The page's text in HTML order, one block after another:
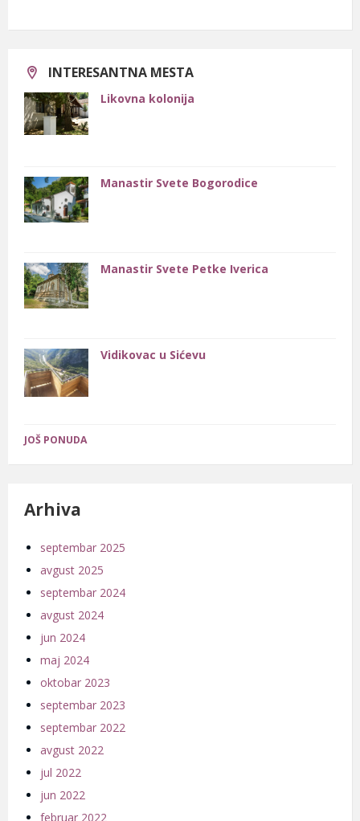
1904.
INTERESANTNA MESTA
Likovna kolonija
Manastir Svete Bogorodice
Manastir Svete Petke Iverica
Vidikovac u Sićevu
JOŠ PONUDA
Arhiva
septembar 2025
avgust 2025
septembar 2024
avgust 2024
jun 2024
maj 2024
oktobar 2023
septembar 2023
septembar 2022
avgust 2022
jul 2022
jun 2022
februar 2022